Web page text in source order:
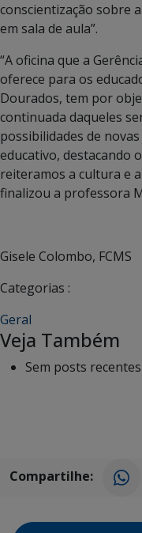
conscientização sobre
em sala de aula”.
“A oficina que a
oferece para os
Dourados, tem por
continuada daqueles
possibilidades de
educativo, destacando
reiteramos a cultura e
finalizou a professora
Gisele Colombo, FCMS
Categorias :
Geral
Veja Também
Sem posts
Compartilhe: